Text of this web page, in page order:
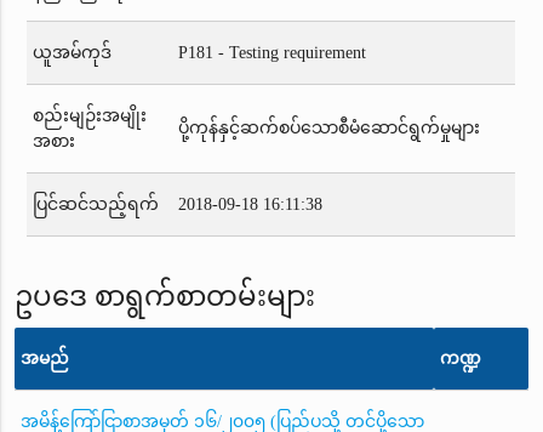
ယူအမ်ကုဒ် P181 - Testing requirement
စည်းမျဉ်းအမျိုး
အစား
ပို့ကုန်နှင့်ဆက်စပ်သောစီမံဆောင်ရွက်မှုများ
ပြင်ဆင်သည့်ရက် 2018-09-18 16:11:38
ဥပဒေ စာရွက်စာတမ်းများ
အမည် ကဏ္ဍ
အမိန့်ကြော်ငြာစာအမှတ် ၁၆/၂၀၀၅ (ပြည်ပသို့ တင်ပို့သော